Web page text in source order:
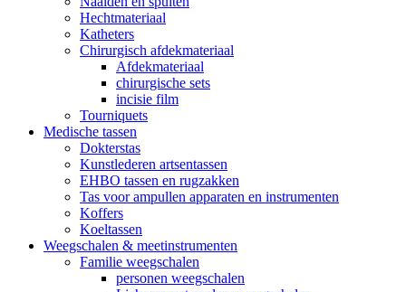
Hechtmateriaal
Katheters
Chirurgisch afdekmateriaal
Afdekmateriaal
chirurgische sets
incisie film
Tourniquets
Medische tassen
Dokterstas
Kunstlederen artsentassen
EHBO tassen en rugzakken
Tas voor ampullen apparaten en instrumenten
Koffers
Koeltassen
Weegschalen & meetinstrumenten
Familie weegschalen
personen weegschalen